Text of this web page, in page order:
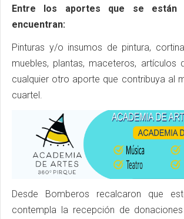
Entre los aportes que se están
encuentran:
Pinturas y/o insumos de pintura,
muebles, plantas, maceteros, artículos
cualquier otro aporte que contribuya al
cuartel.
Desde Bomberos recalcaron que
contempla la recepción de